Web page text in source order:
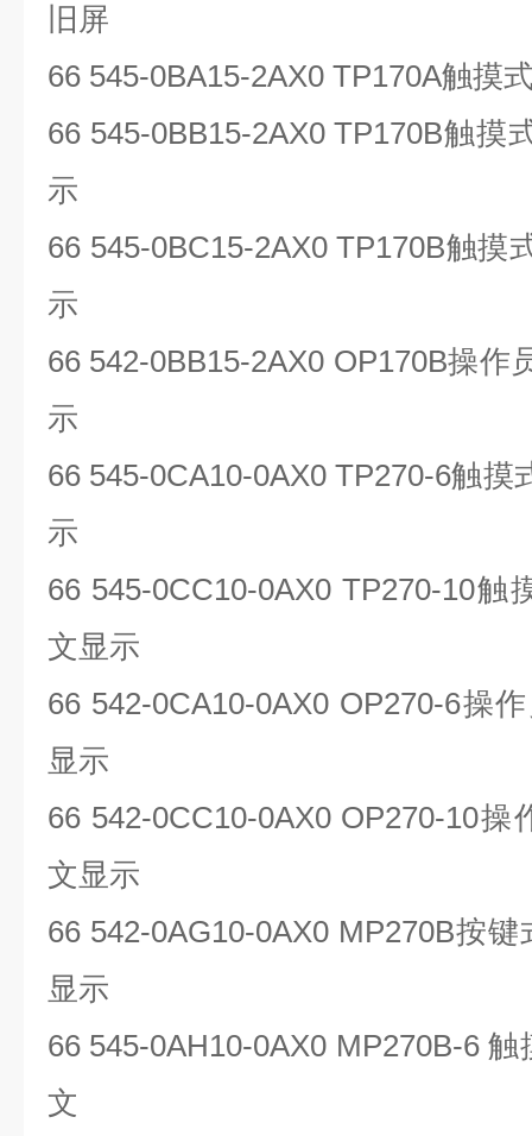
旧屏
66 545-0BA15-2AX0 TP170A触摸
66 545-0BB15-2AX0 TP170B触摸
示
66 545-0BC15-2AX0 TP170B触摸
示
66 542-0BB15-2AX0 OP170B操作
示
66 545-0CA10-0AX0 TP270-6触摸
示
66 545-0CC10-0AX0 TP270-10触
文显示
66 542-0CA10-0AX0 OP270-6操
显示
66 542-0CC10-0AX0 OP270-10操
文显示
66 542-0AG10-0AX0 MP270B按键
显示
66 545-0AH10-0AX0 MP270B-6触
文